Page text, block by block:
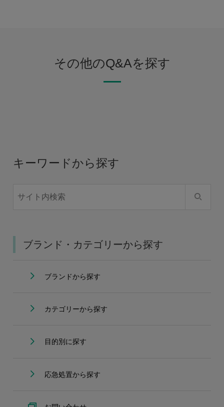
その他のQ&Aを探す
キーワードから探す
ブランド・カテゴリーから探す
ブランドから探す
カテゴリーから探す
目的別に探す
応急処置から探す